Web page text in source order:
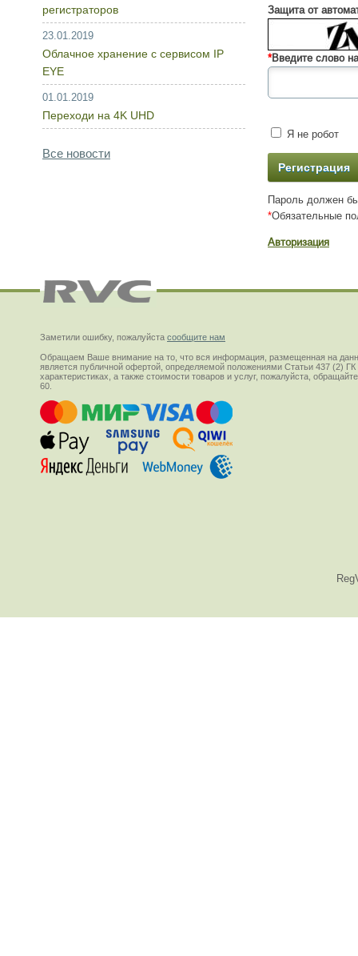
Защита от
*Введите слово
Я не робот
Пароль должен
*Обязательные
Авторизация
регистраторов
23.01.2019
Облачное хранение с сервисом IP
EYE
01.01.2019
Переходи на 4K UHD
Все новости
Заметили ошибку, пожалуйста сообщите нам
Обращаем Ваше внимание на то, что вся информация, размещенная на
является публичной офертой, определяемой положениями Статьи 437 (2)
характеристиках, а также стоимости товаров и услуг, пожалуйста,
60.